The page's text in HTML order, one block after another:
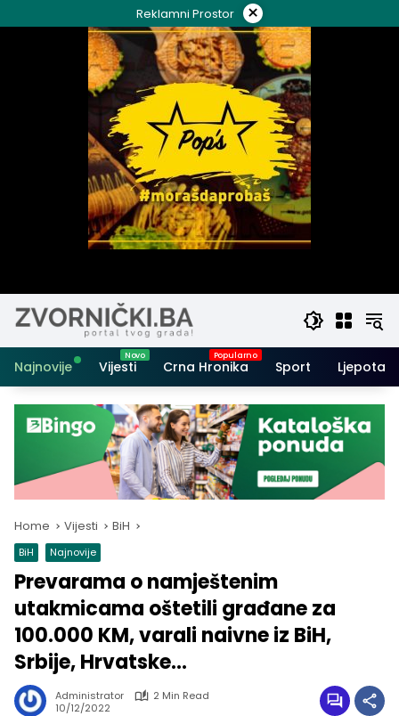
to
Reklamni Prostor ×
Najnovije Vijesti Crna Hronika Sport Ljepota i
Home Vijesti BiH
BiH Najnovije
Prevarama o namještenim
utakmicama oštetili građane za
100.000 KM, varali naivne iz BiH,
Srbije, Hrvatske…
Administrator
2 Min Read
10/12/2022